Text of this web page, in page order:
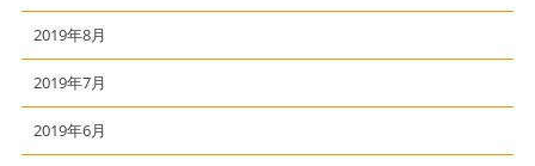
2019年8月
2019年7月
2019年6月